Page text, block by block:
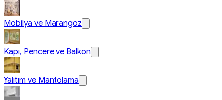
Mobilya ve Marangoz
Kapı, Pencere ve Balkon
Yalıtım ve Mantolama